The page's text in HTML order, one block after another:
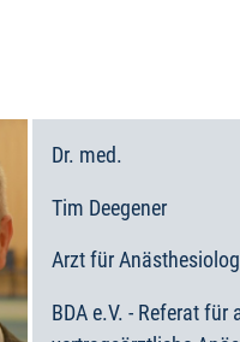
Dr. med.
Tim Deegener
Arzt für
BDA e.V. - Referat für